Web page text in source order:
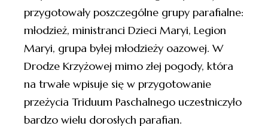
przygotowały poszczególne grupy parafialne:
młodzież, ministranci Dzieci Maryi, Legion
Maryi, grupa byłej młodzieży oazowej. W
Drodze Krzyżowej mimo złej pogody, która
na trwałe wpisuje się w przygotowanie
przeżycia Triduum Paschalnego uczestniczyło
bardzo wielu dorosłych parafian.